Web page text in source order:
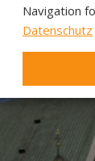
Navigation
Datenschutz